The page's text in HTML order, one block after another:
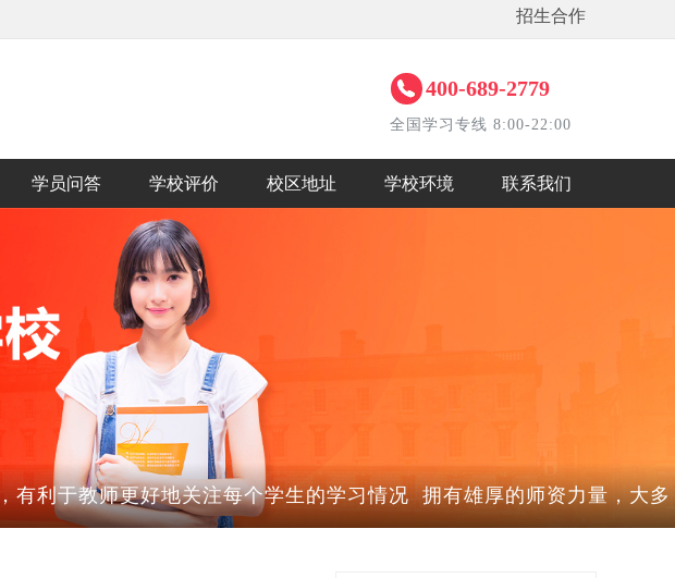
招生合作
400-689-2779
全国学习专线 8:00-22:00
学员问答 学校评价 校区地址 学校环境 联系我们
利于教师更好地关注每个学生的学习情况 拥有雄厚的师资力量，大多
学位